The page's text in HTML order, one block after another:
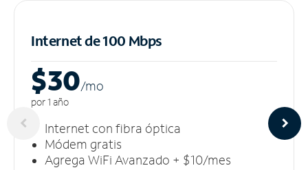
Internet de 100 Mbps
$30/mo
por 1 año
Internet con fibra óptica
Módem gratis
Agrega WiFi Avanzado + $10/mes